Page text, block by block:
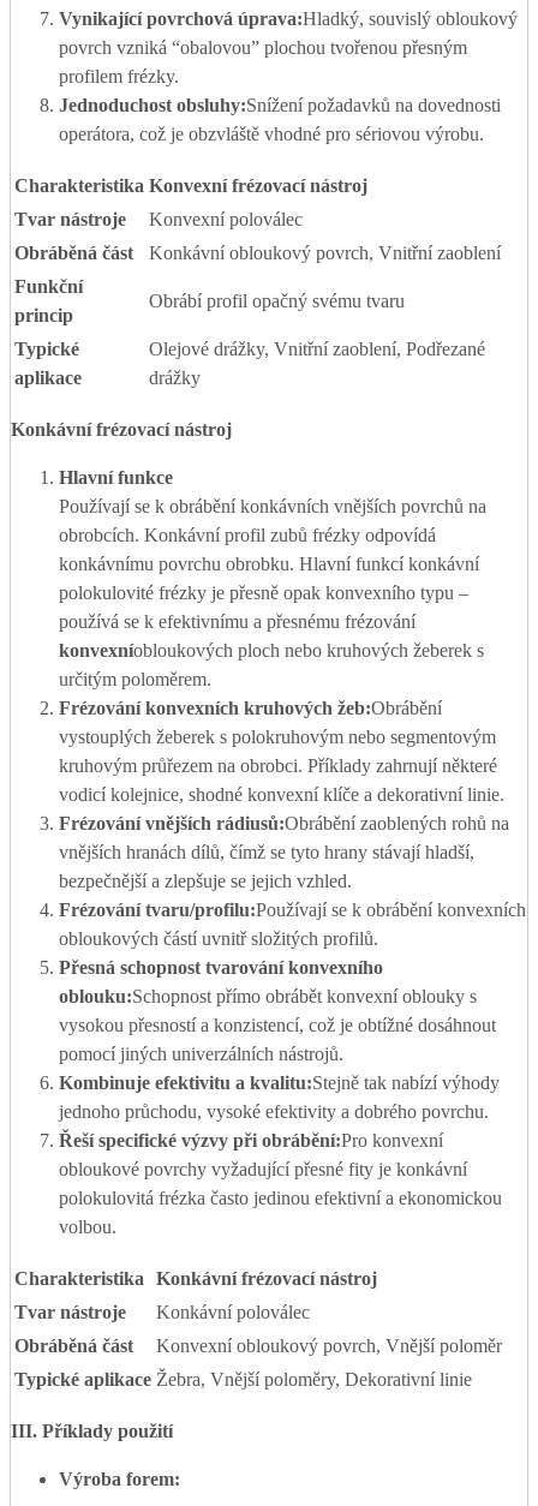
Vynikající povrchová úprava:Hladký, souvislý obloukový
povrch vzniká “obalovou” plochou tvořenou přesným
profilem frézky.
Jednoduchost obsluhy:Snížení požadavků na dovednosti
operátora, což je obzvláště vhodné pro sériovou výrobu.
Charakteristika Konvexní frézovací nástroj
Tvar nástroje
Konvexní poloválec
Obráběná část
Konkávní obloukový povrch, Vnitřní zaoblení
Funkční
princip
Obrábí profil opačný svému tvaru
Typické
aplikace
Olejové drážky, Vnitřní zaoblení, Podřezané
drážky
Konkávní frézovací nástroj
Hlavní funkce
Používají se k obrábění konkávních vnějších povrchů na
obrobcích. Konkávní profil zubů frézky odpovídá
konkávnímu povrchu obrobku. Hlavní funkcí konkávní
polokulovité frézky je přesně opak konvexního typu –
používá se k efektivnímu a přesnému frézování
konvexníobloukových ploch nebo kruhových žeberek s
určitým poloměrem.
Frézování konvexních kruhových žeb:Obrábění
vystouplých žeberek s polokruhovým nebo segmentovým
kruhovým průřezem na obrobci. Příklady zahrnují některé
vodicí kolejnice, shodné konvexní klíče a dekorativní linie.
Frézování vnějších rádiusů:Obrábění zaoblených rohů na
vnějších hranách dílů, čímž se tyto hrany stávají hladší,
bezpečnější a zlepšuje se jejich vzhled.
Frézování tvaru/profilu:Používají se k obrábění konvexních
obloukových částí uvnitř složitých profilů.
Přesná schopnost tvarování konvexního
oblouku:Schopnost přímo obrábět konvexní oblouky s
vysokou přesností a konzistencí, což je obtížné dosáhnout
pomocí jiných univerzálních nástrojů.
Kombinuje efektivitu a kvalitu:Stejně tak nabízí výhody
jednoho průchodu, vysoké efektivity a dobrého povrchu.
Řeší specifické výzvy při obrábění:Pro konvexní
obloukové povrchy vyžadující přesné fity je konkávní
polokulovitá frézka často jedinou efektivní a ekonomickou
volbou.
Charakteristika Konkávní frézovací nástroj
Tvar nástroje
Konkávní poloválec
Obráběná část
Konvexní obloukový povrch, Vnější poloměr
Typické aplikace Žebra, Vnější poloměry, Dekorativní linie
III. Příklady použití
Výroba forem: